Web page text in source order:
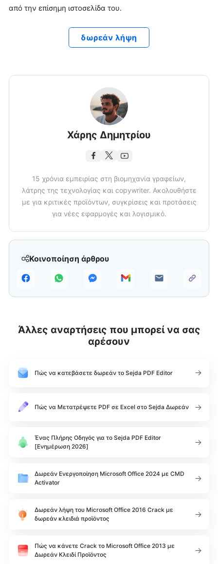
Κοινοποίηση άρθρου
από την επίσημη ιστοσελίδα του.
δωρεάν λήψη
Χάρης Δημητρίου
15 χρόνια εμπειρίας στη βιομηχανία γραφείων,
λάτρης της τεχνολογίας και copywriter. Ακολουθήστε
με για κριτικές προϊόντων, συγκρίσεις και προτάσεις
για νέες εφαρμογές και λογισμικό.
Άλλες αναρτήσεις που μπορεί να σας
αρέσουν
Πώς να κατεβάσετε δωρεάν το Sejda PDF Editor
Πώς να Μετατρέψετε PDF σε Excel στο Sejda Δωρεάν
Ένας Πλήρης Οδηγός για το Sejda PDF Editor
[Ενημέρωση 2026]
Δωρεάν Ενεργοποίηση Microsoft Office 2024 με CMD
Activator
Δωρεάν λήψη του Microsoft Office 2016 Crack με
δωρεάν κλειδιά προϊόντος
Πώς να κάνετε Crack το Microsoft Office 2013 με
Δωρεάν Κλειδί Προϊόντος